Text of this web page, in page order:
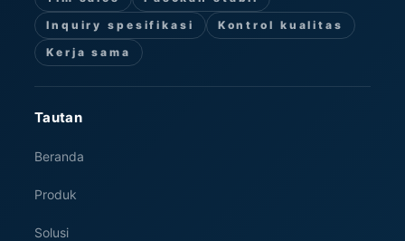
Inquiry spesifikasi
Kontrol kualitas
Kerja sama
Tautan
Beranda
Produk
Solusi